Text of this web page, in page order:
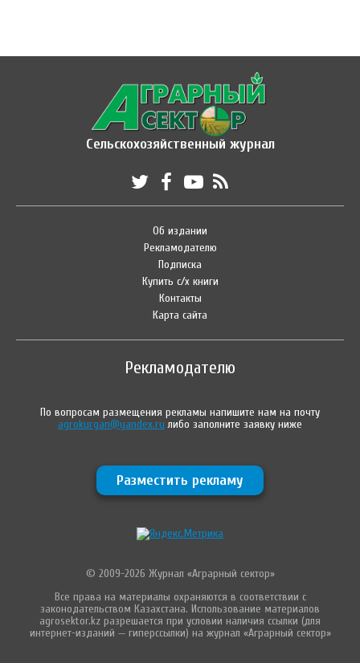
Сельскохозяйственный журнал
Об издании
Рекламодателю
Подписка
Купить с/х книги
Контакты
Карта сайта
Рекламодателю
По вопросам размещения рекламы напишите нам на почту
agrokurgan@yandex.ru либо заполните заявку ниже
Разместить рекламу
© 2009-2026 Журнал «Аграрный сектор»
Все права на материалы охраняются в соответствии с
законодательством Казахстана. Использование материалов
agrosektor.kz разрешается при условии наличия ссылки (для
интернет-изданий — гиперссылки) на журнал «Аграрный сектор»